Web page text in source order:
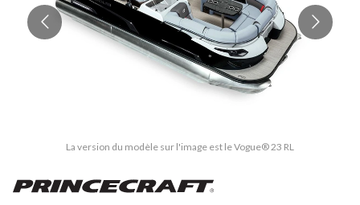
La version du modèle sur l'image est le Vogue® 23 RL